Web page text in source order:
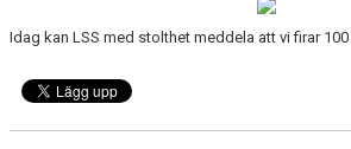
KONTAKT
SPONSORER
Idag kan LSS med stolthet meddela att vi firar